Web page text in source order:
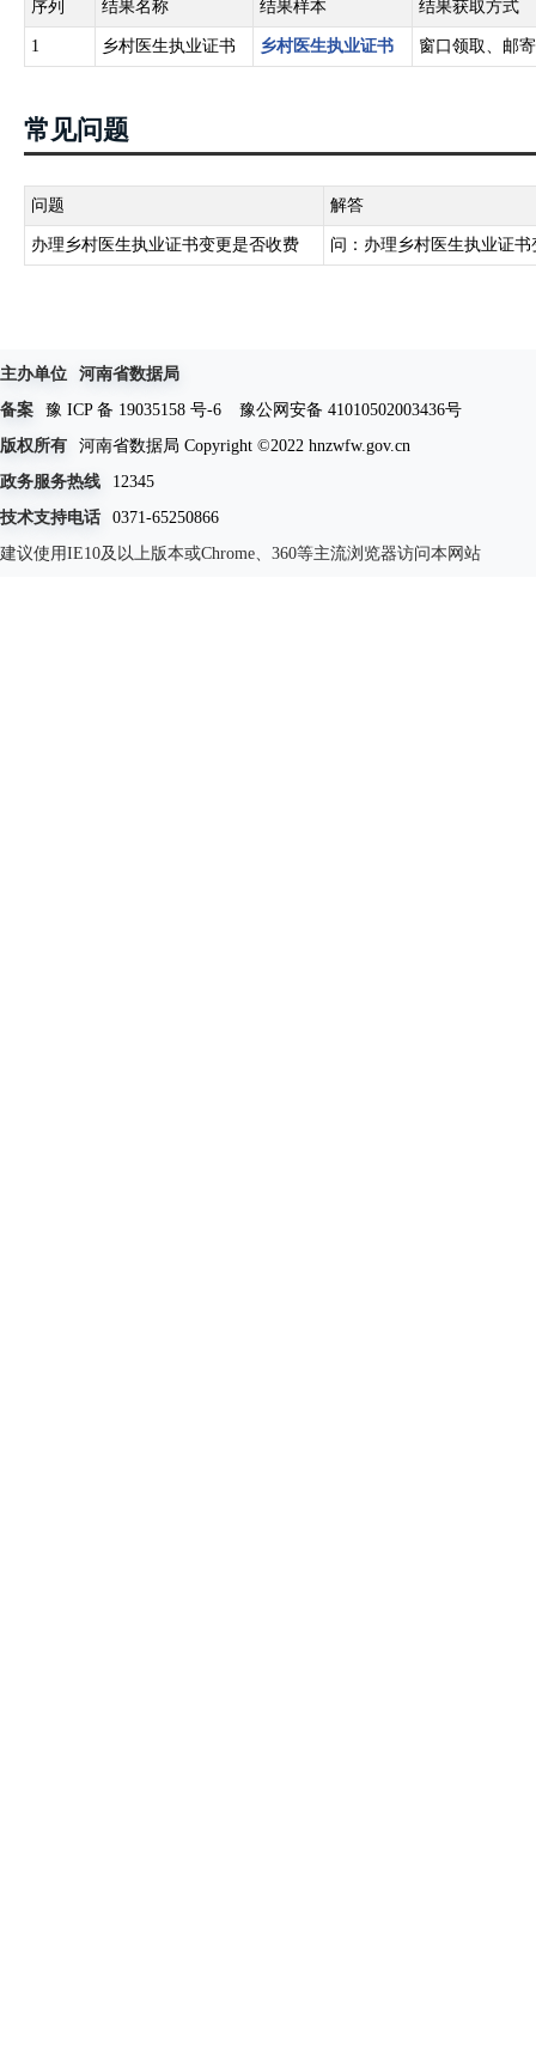
序列 结果名称 结果样本 结果获取方式
1 乡村医生执业证书 乡村医生执业证书 窗口领取、邮寄
常见问题
问题 解答
办理乡村医生执业证书变更是否收费 问：办理乡村医生执业证
主办单位
河南省数据局
备案
豫 ICP 备 19035158 号-6
豫公网安备 41010502003436号
版权所有
河南省数据局 Copyright ©2022 hnzwfw.gov.cn
政务服务热线
12345
技术支持电话
0371-65250866
建议使用IE10及以上版本或Chrome、360等主流浏览器访问本网站